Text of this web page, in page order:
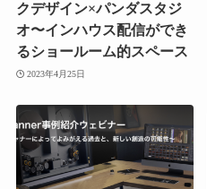
クデザイン×パンダスタジ
オ〜インハウス配信ができ
るショールーム的スペース
2023年4月25日